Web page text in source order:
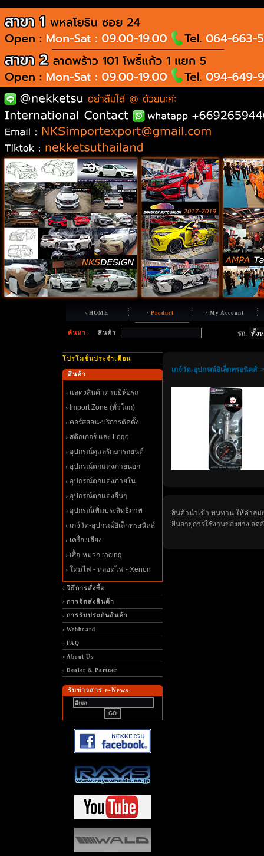
HOME Product My Account
ค้นหา: สินค้า: รถ:
ปรโมชั่นประจำเดือน
สินค้า
สดงสินค้าตามยี่ห้อรถ
Import Zone (ทั่วโลก)
คอร์สสอน-บริการติดตั้ง
สติกเกอร์ และ Logo
อุปกรณ์ดูแลรักษารถยนต์
อุปกรณ์ตกแต่งภายนอก
อุปกรณ์ตกแต่งภายใน
อุปกรณ์ตกแต่งอื่นๆ
อุปกรณ์เพิ่มประสิทธิภาพ
เกจ์วัด-อุปกรณ์อิเล็กทรอนิคส์
เครื่องเสียง
เสื้อ-หมวก racing
คมไฟ - หลอดไฟ - Xenon
วิธีการสั่งซื้อ
การจัดส่งสินค้า
การรับประกันสินค้า
Webboard
FAQ
About Us
Dealer & Partner
รับข่าวสาร e-News
เกจ์วัด-อุปกรณ์อิเล็กทรอนิคส์
สินค้านำเข้า ทนทาน ให้ค่าลม
นอายุการใช้งานของยาง ลด